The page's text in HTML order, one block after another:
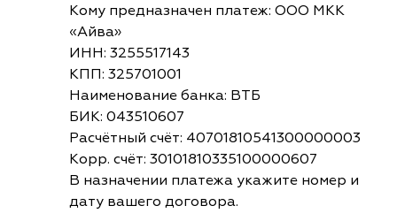
Кому предназначен платеж: ООО МКК
«Айва»
ИНН: 3255517143
КПП: 325701001
Наименование банка: ВТБ
БИК: 043510607
Расчётный счёт: 40701810541300000003
Корр. счёт: 30101810335100000607
В назначении платежа укажите номер и
дату вашего договора.